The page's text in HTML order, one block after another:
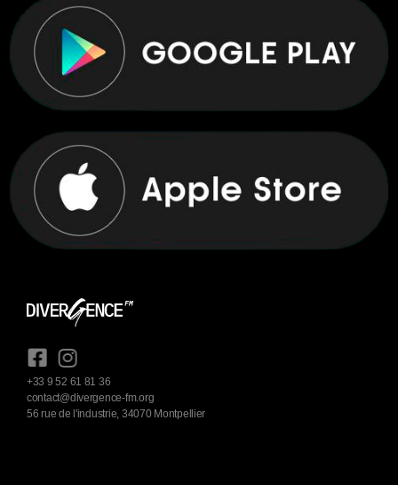
+33 9 52 61 81 36
contact@divergence-fm.org
56 rue de l'industrie, 34070 Montpellier